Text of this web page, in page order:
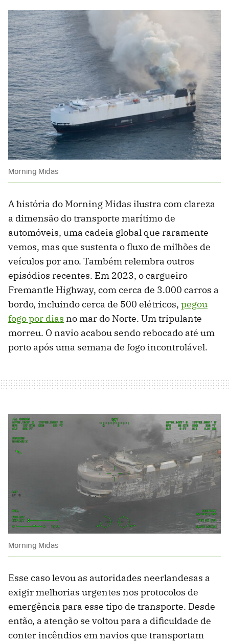
Morning Midas
A história do Morning Midas ilustra com clareza
a dimensão do transporte marítimo de
automóveis, uma cadeia global que raramente
vemos, mas que sustenta o fluxo de milhões de
veículos por ano. Também relembra outros
episódios recentes. Em 2023, o cargueiro
Fremantle Highway, com cerca de 3.000 carros a
bordo, incluindo cerca de 500 elétricos, pegou
fogo por dias no mar do Norte. Um tripulante
morreu. O navio acabou sendo rebocado até um
porto após uma semana de fogo incontrolável.
Morning Midas
Esse caso levou as autoridades neerlandesas a
exigir melhorias urgentes nos protocolos de
emergência para esse tipo de transporte. Desde
então, a atenção se voltou para a dificuldade de
conter incêndios em navios que transportam